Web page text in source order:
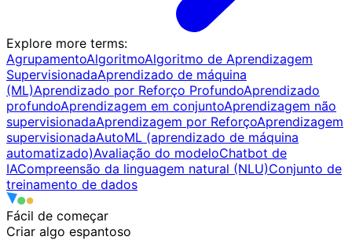
Explore more terms:
AgrupamentoAlgoritmoAlgoritmo de Aprendizagem
SupervisionadaAprendizado de máquina
(ML)Aprendizado por Reforço ProfundoAprendizado
profundoAprendizagem em conjuntoAprendizagem não
supervisionadaAprendizagem por ReforçoAprendizagem
supervisionadaAutoML (aprendizado de máquina
automatizado)Avaliação do modeloChatbot de
IACompreensão da linguagem natural (NLU)Conjunto de
treinamento de dados
Fácil de começar
Criar algo espantoso